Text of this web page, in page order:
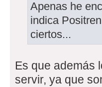
Apenas he
indica
ciertos...
Es que además
servir, ya que